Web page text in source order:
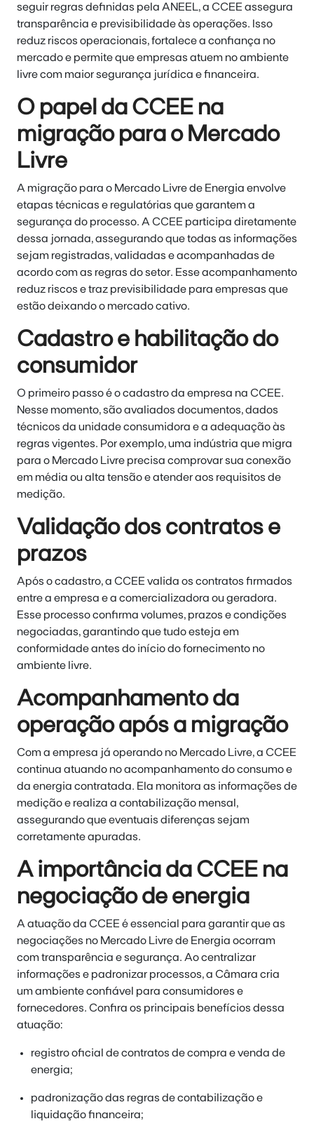
seguir regras definidas pela ANEEL, a CCEE assegura
transparência e previsibilidade às operações. Isso
reduz riscos operacionais, fortalece a confiança no
mercado e permite que empresas atuem no ambiente
livre com maior segurança jurídica e financeira.
O papel da CCEE na
migração para o Mercado
Livre
A migração para o Mercado Livre de Energia envolve
etapas técnicas e regulatórias que garantem a
segurança do processo. A CCEE participa diretamente
dessa jornada, assegurando que todas as informações
sejam registradas, validadas e acompanhadas de
acordo com as regras do setor. Esse acompanhamento
reduz riscos e traz previsibilidade para empresas que
estão deixando o mercado cativo.
Cadastro e habilitação do
consumidor
O primeiro passo é o cadastro da empresa na CCEE.
Nesse momento, são avaliados documentos, dados
técnicos da unidade consumidora e a adequação às
regras vigentes. Por exemplo, uma indústria que migra
para o Mercado Livre precisa comprovar sua conexão
em média ou alta tensão e atender aos requisitos de
medição.
Validação dos contratos e
prazos
Após o cadastro, a CCEE valida os contratos firmados
entre a empresa e a comercializadora ou geradora.
Esse processo confirma volumes, prazos e condições
negociadas, garantindo que tudo esteja em
conformidade antes do início do fornecimento no
ambiente livre.
Acompanhamento da
operação após a migração
Com a empresa já operando no Mercado Livre, a CCEE
continua atuando no acompanhamento do consumo e
da energia contratada. Ela monitora as informações de
medição e realiza a contabilização mensal,
assegurando que eventuais diferenças sejam
corretamente apuradas.
A importância da CCEE na
negociação de energia
A atuação da CCEE é essencial para garantir que as
negociações no Mercado Livre de Energia ocorram
com transparência e segurança. Ao centralizar
informações e padronizar processos, a Câmara cria
um ambiente confiável para consumidores e
fornecedores. Confira os principais benefícios dessa
atuação:
registro oficial de contratos de compra e venda de
energia;
padronização das regras de contabilização e
liquidação financeira;